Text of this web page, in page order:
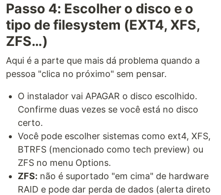
Passo 4: Escolher o disco e o
tipo de filesystem (EXT4, XFS,
ZFS…)
Aqui é a parte que mais dá problema quando a
pessoa "clica no próximo" sem pensar.
O instalador vai APAGAR o disco escolhido.
Confirme duas vezes se você está no disco
certo.
Você pode escolher sistemas como ext4, XFS,
BTRFS (mencionado como tech preview) ou
ZFS no menu Options.
ZFS: não é suportado "em cima" de hardware
RAID e pode dar perda de dados (alerta direto